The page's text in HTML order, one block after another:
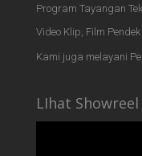
Program Tayangan
Video Klip, Film
Kami juga melayani
LIhat